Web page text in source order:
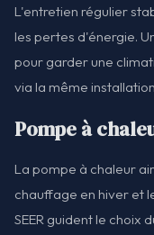
L'entretien régulier
les pertes d'énergie.
pour garder une
via la même
Pompe à
La pompe à chaleur
chauffage en hiver et
SEER guident le choix